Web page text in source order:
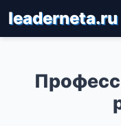
leaderneta.ru